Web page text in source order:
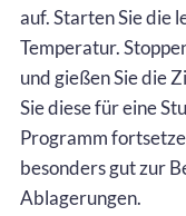
auf. Starten Sie die
Temperatur.
und gießen Sie die
Sie diese für eine
Programm
besonders gut zur
Ablagerungen.